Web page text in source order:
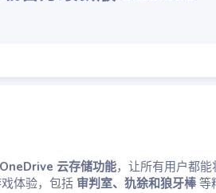
OneDrive 云存储功能，让所有用户都
体验，包括 审判室、犰狳和狼牙棒等